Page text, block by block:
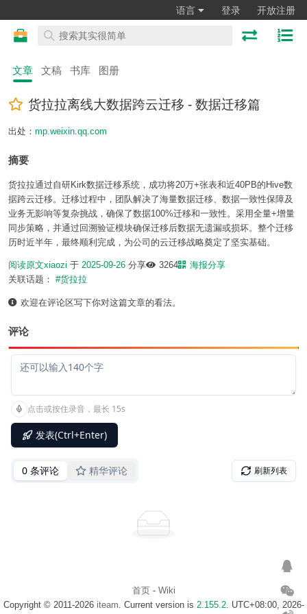
语言 登录 开放注册
文章 文稿 书库 图册
货拉拉离线大数据跨云迁移 - 数据迁移篇
出处： mp.weixin.qq.com
摘要
货拉拉通过自研Kirk数据迁移系统，成功将20万+张表和近40PB的Hive数
据跨云迁移。迁移过程中，团队解决了海量数据迁移、数据一致性保障及
业务无影响等复杂挑战，确保了数据100%迁移和一致性。采用全量+增量
同步策略，并通过回溯验证模块确保迁移后数据无遗漏或损坏。整个迁移
历时近半年，最终顺利完成，为公司的云迁移战略奠定了坚实基础。
阅读原文xiaozi 于 2025-09-26 分享 3264
海报分享
关联话题： #货拉拉
欢迎在评论区写下你对这篇文章的看法。
评论
首页- Wiki
Copyright © 2011-2026 iteam. Current version is 2.155.2. UTC+08:00, 2026-